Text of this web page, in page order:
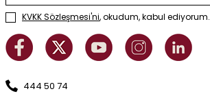
KVKK Sözleşmesi'ni, okudum, kabul ediyorum.
444 50 74